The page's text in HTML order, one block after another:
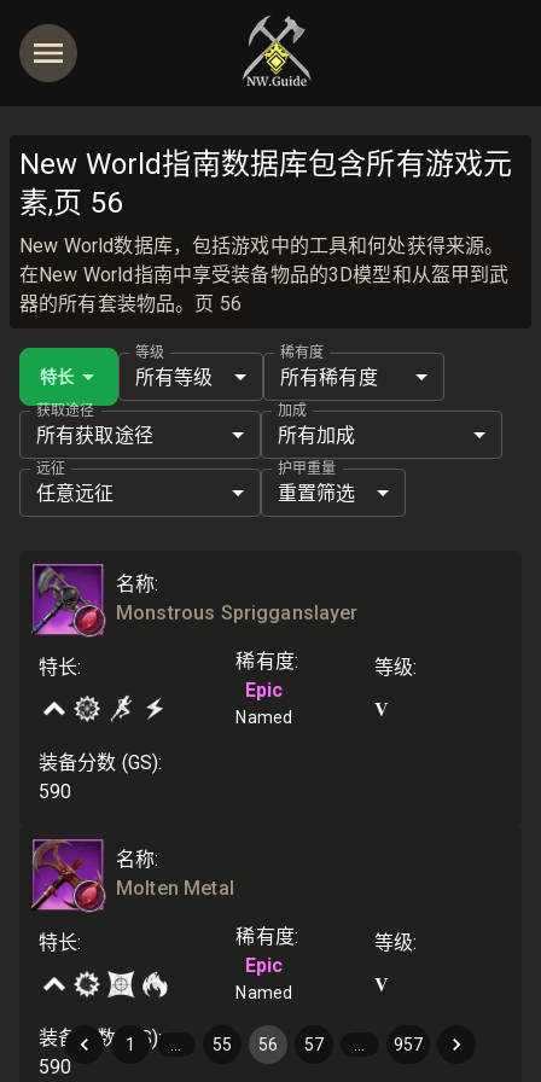
New World指南数据库包含所有游戏元
素,页 56
New World数据库，包括游戏中的工具和何处获得来源。
在New World指南中享受装备物品的3D模型和从盔甲到武
器的所有套装物品。页 56
特长
等级
所有等级
稀有度
所有稀有度
获取途径
所有获取途径
加成
所有加成
远征
任意远征
护甲重量
重置筛选
名称:
Monstrous Sprigganslayer
特长: 稀有度:
Epic
Named
等级:
V
装备分数 (GS):
590
名称:
Molten Metal
特长: 稀有度:
Epic
Named
等级:
V
装备分数 (GS):
590
1 55 56 57 957